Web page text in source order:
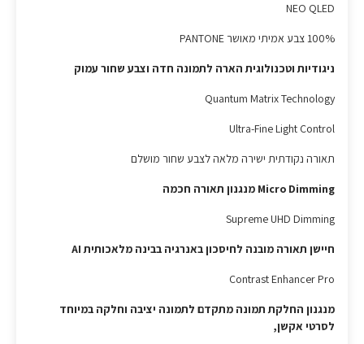
NEO QLED
100% צבע אמיתי מאושר PANTONE
ניגודיות וטכנולוגית הארה לתמונה חדה וצבע שחור עמוק
Quantum Matrix Technology
Ultra-Fine Light Control
תאורה נקודתית ישירה מלאה לצבע שחור מושלם
Micro Dimming מנגנון תאורה חכמה
Supreme UHD Dimming
חיישן תאורה מובנה לחיסכון באנרגיה בבינה מלאכותית AI
Contrast Enhancer Pro
מנגנון החלקת תמונה מתקדם לתמונה יציבה וחלקה במיוחד
לסרטי אקשן,